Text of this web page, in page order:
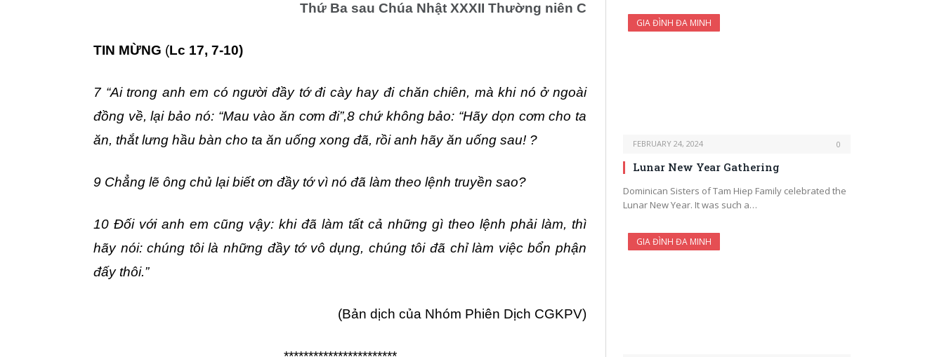
Thứ Ba sau Chúa Nhật XXXII Thường niên C
TIN MỪNG (Lc 17, 7-10)
7 “Ai trong anh em có người đầy tớ đi cày hay đi chăn chiên, mà khi nó ở ngoài
đồng về, lại bảo nó: “Mau vào ăn cơm đi”,8 chứ không bảo: “Hãy dọn cơm cho ta
ăn, thắt lưng hầu bàn cho ta ăn uống xong đã, rồi anh hãy ăn uống sau! ?
9 Chẳng lẽ ông chủ lại biết ơn đầy tớ vì nó đã làm theo lệnh truyền sao?
10 Đối với anh em cũng vậy: khi đã làm tất cả những gì theo lệnh phải làm, thì
hãy nói: chúng tôi là những đầy tớ vô dụng, chúng tôi đã chỉ làm việc bổn phận
đấy thôi.”
(Bản dịch của Nhóm Phiên Dịch CGKPV)
GIA ĐÌNH ĐA MINH
FEBRUARY 24, 2024 0
Lunar New Year Gathering
Dominican Sisters of Tam Hiep Family celebrated the
Lunar New Year. It was such a…
GIA ĐÌNH ĐA MINH